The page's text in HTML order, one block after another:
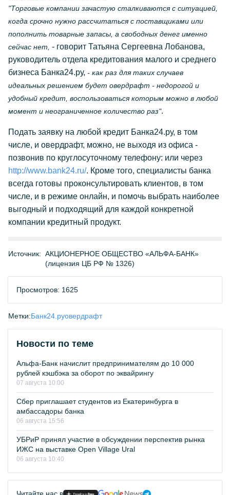
"Торговые компании зачастую сталкиваются с ситуацией,
когда срочно нужно рассчитаться с поставщиками или
пополнить товарные запасы, а свободных денег именно
сейчас нет, - говорит Татьяна Сергеевна Лобанова,
руководитель отдела кредитования малого и среднего
бизнеса Банка24.ру, - как раз для таких случаев
идеальных решением будет овердрафт - недорогой и
удобный кредит, воспользоваться которым можно в любой
момент и неограниченное количество раз".
Подать заявку на любой кредит Банка24.ру, в том
числе, и овердрафт, можно, не выходя из офиса -
позвонив по круглосуточному телефону: или через
http://www.bank24.ru/. Кроме того, специалисты банка
всегда готовы проконсультировать клиентов, в том
числе, и в режиме онлайн, и помочь выбрать наиболее
выгодный и подходящий для каждой конкретной
компании кредитный продукт.
Источник: АКЦИОНЕРНОЕ ОБЩЕСТВО «АЛЬФА-БАНК»
(лицензия ЦБ РФ № 1326)
Просмотров: 1625
Метки:Банк24.руовердрафт
Новости по теме
Альфа-Банк начислит предпринимателям до 10 000
рублей кэшбэка за оборот по эквайрингу
07 августа 10:00
Сбер приглашает студентов из Екатеринбурга в
амбассадоры банка
06 августа 15:56
УБРиР принял участие в обсуждении перспектив рынка
ИЖС на выставке Open Village Ural
06 августа 10:40